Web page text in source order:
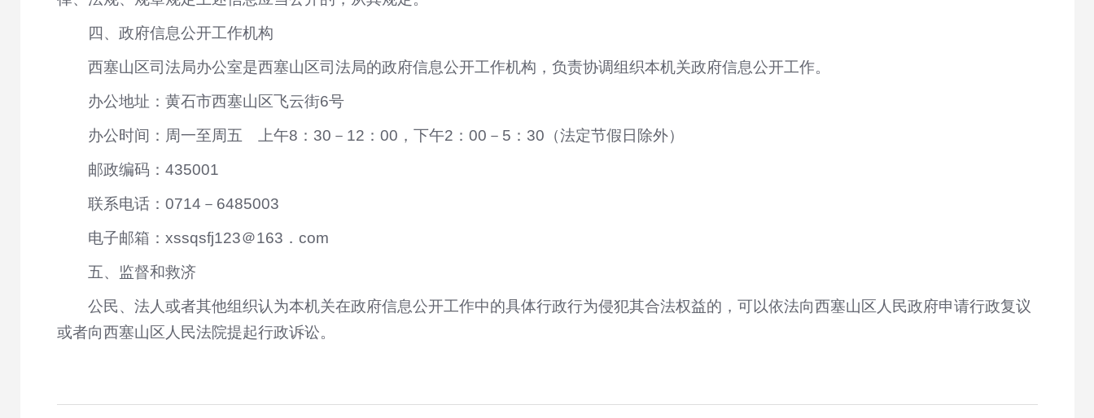
四、政府信息公开工作机构
西塞山区司法局办公室是西塞山区司法局的政府信息公开工作机构，负责协调组织本机关政府信息公开工作。
办公地址：黄石市西塞山区飞云街6号
办公时间：周一至周五 上午8：30－12：00，下午2：00－5：30（法定节假日除外）
邮政编码：435001
联系电话：0714－6485003
电子邮箱：xssqsfj123＠163．com
五、监督和救济
公民、法人或者其他组织认为本机关在政府信息公开工作中的具体行政行为侵犯其合法权益的，可以依法向西塞山区人民政府申请行政复议
或者向西塞山区人民法院提起行政诉讼。